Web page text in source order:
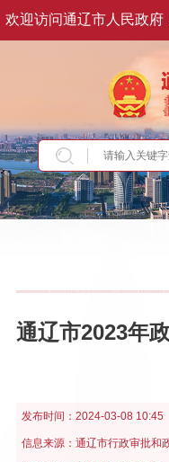
欢迎访问通辽市人民政府
当前位置：首页>政
通辽市2023年
发布时间： 2024-03-08 10:45
信息来源： 通辽市行政审批和